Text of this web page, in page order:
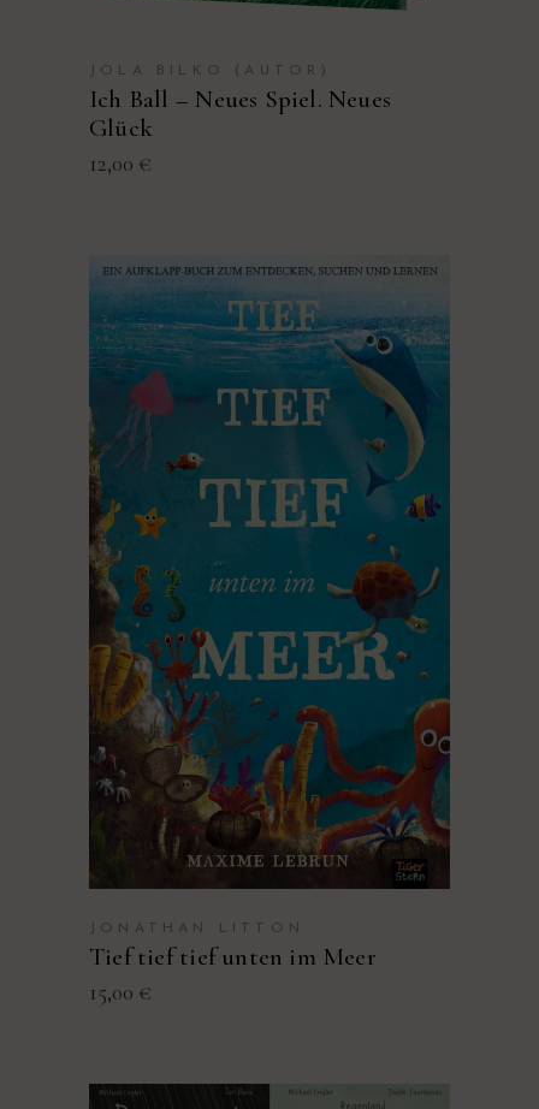
JOLA BILKO (AUTOR)
Ich Ball – Neues Spiel. Neues
Glück
12,00 €
PRODUKT KAUFEN
JONATHAN LITTON
Tief tief tief unten im Meer
15,00 €